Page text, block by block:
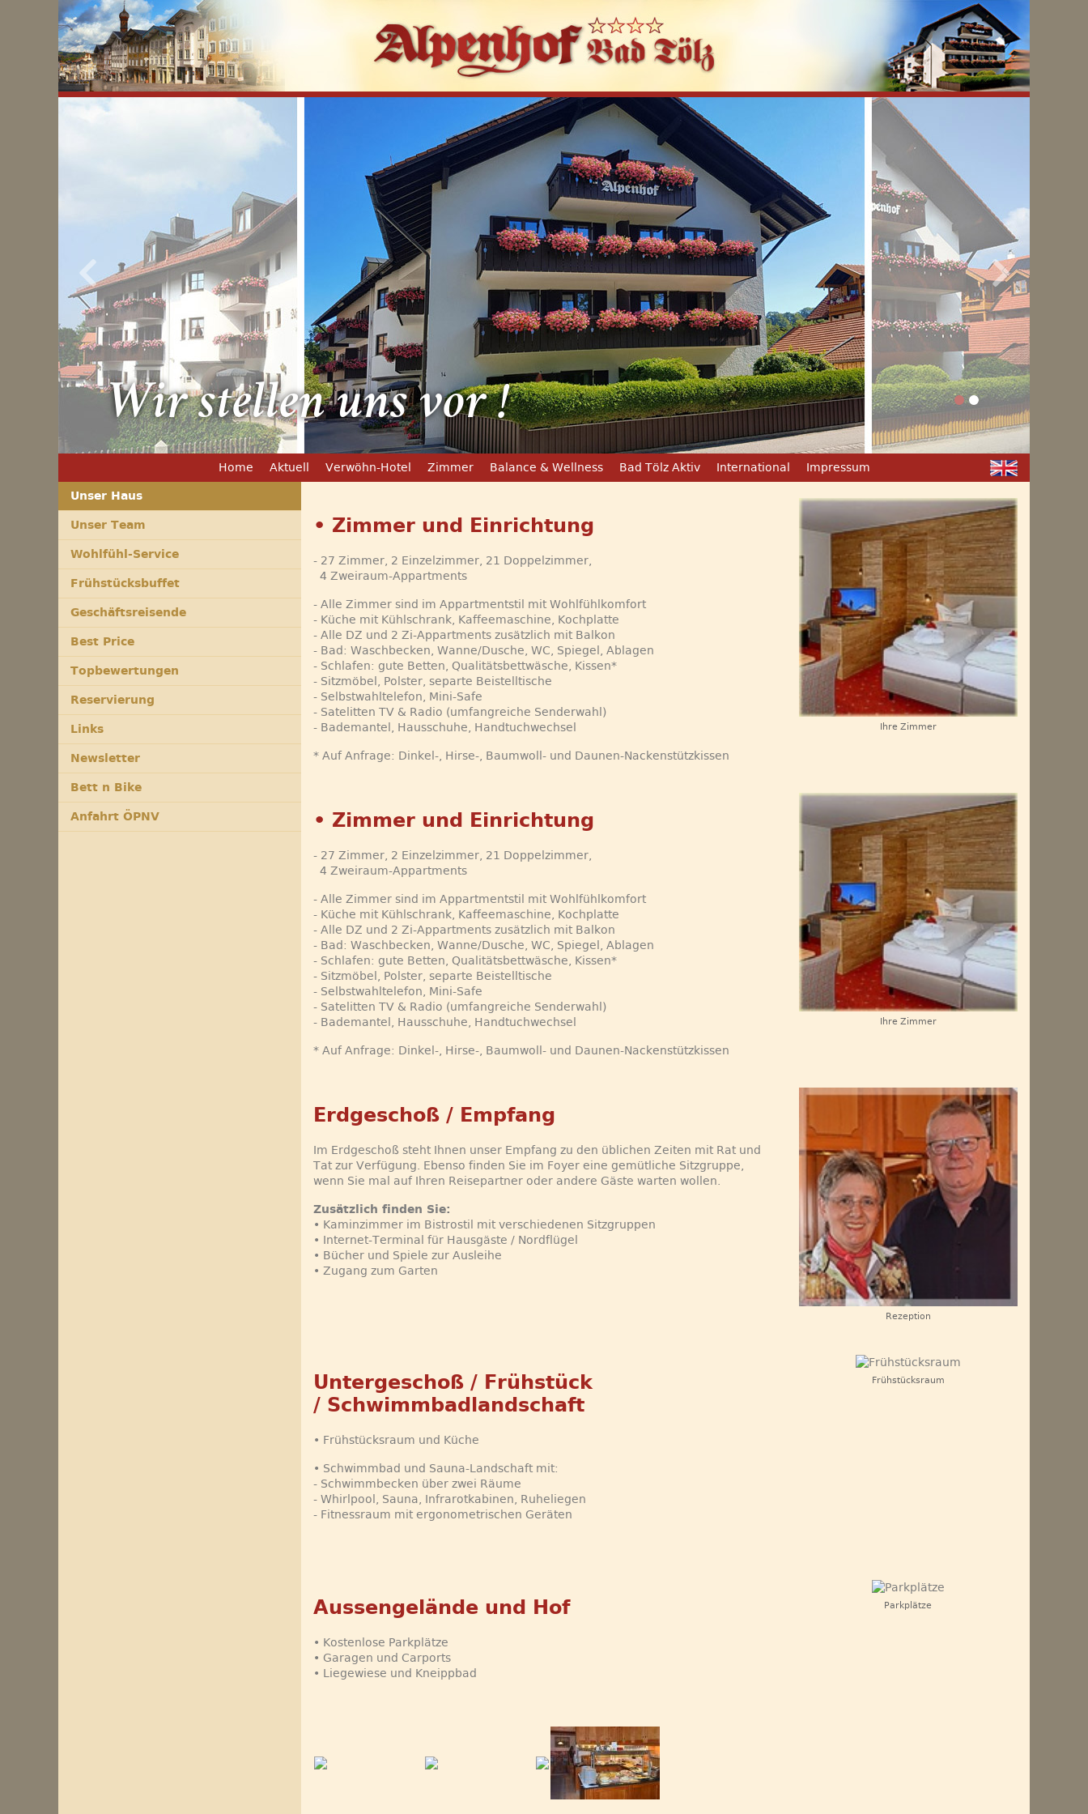
uns vor !
Home Aktuell Verwöhn-Hotel Zimmer Balance & Wellness Bad Tölz Aktiv International Impressum
Unser Haus
Unser Team
Wohlfühl-Service
Frühstücksbuffet
Geschäftsreisende
Best Price
Topbewertungen
Reservierung
Links
Newsletter
Bett n Bike
Anfahrt ÖPNV
• Zimmer und Einrichtung
- 27 Zimmer, 2 Einzelzimmer, 21 Doppelzimmer,
4 Zweiraum-Appartments
- Alle Zimmer sind im Appartmentstil mit Wohlfühlkomfort
- Küche mit Kühlschrank, Kaffeemaschine, Kochplatte
- Alle DZ und 2 Zi-Appartments zusätzlich mit Balkon
- Bad: Waschbecken, Wanne/Dusche, WC, Spiegel, Ablagen
- Schlafen: gute Betten, Qualitätsbettwäsche, Kissen*
- Sitzmöbel, Polster, separte Beistelltische
- Selbstwahltelefon, Mini-Safe
- Satelitten TV & Radio (umfangreiche Senderwahl)
- Bademantel, Hausschuhe, Handtuchwechsel
* Auf Anfrage: Dinkel-, Hirse-, Baumwoll- und Daunen-Nackenstützkissen
Ihre Zimmer
• Zimmer und Einrichtung
- 27 Zimmer, 2 Einzelzimmer, 21 Doppelzimmer,
4 Zweiraum-Appartments
- Alle Zimmer sind im Appartmentstil mit Wohlfühlkomfort
- Küche mit Kühlschrank, Kaffeemaschine, Kochplatte
- Alle DZ und 2 Zi-Appartments zusätzlich mit Balkon
- Bad: Waschbecken, Wanne/Dusche, WC, Spiegel, Ablagen
- Schlafen: gute Betten, Qualitätsbettwäsche, Kissen*
- Sitzmöbel, Polster, separte Beistelltische
- Selbstwahltelefon, Mini-Safe
- Satelitten TV & Radio (umfangreiche Senderwahl)
- Bademantel, Hausschuhe, Handtuchwechsel
* Auf Anfrage: Dinkel-, Hirse-, Baumwoll- und Daunen-Nackenstützkissen
Ihre Zimmer
Erdgeschoß / Empfang
Im Erdgeschoß steht Ihnen unser Empfang zu den üblichen Zeiten mit Rat und
Tat zur Verfügung. Ebenso finden Sie im Foyer eine gemütliche Sitzgruppe,
wenn Sie mal auf Ihren Reisepartner oder andere Gäste warten wollen.
Zusätzlich finden Sie:
• Kaminzimmer im Bistrostil mit verschiedenen Sitzgruppen
• Internet-Terminal für Hausgäste / Nordflügel
• Bücher und Spiele zur Ausleihe
• Zugang zum Garten
Rezeption
Untergeschoß / Frühstück
/ Schwimmbadlandschaft
• Frühstücksraum und Küche
• Schwimmbad und Sauna-Landschaft mit:
- Schwimmbecken über zwei Räume
- Whirlpool, Sauna, Infrarotkabinen, Ruheliegen
- Fitnessraum mit ergonometrischen Geräten
Frühstücksraum
Aussengelände und Hof
• Kostenlose Parkplätze
• Garagen und Carports
• Liegewiese und Kneippbad
Parkplätze